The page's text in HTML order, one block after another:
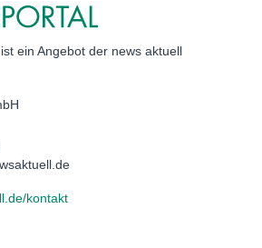
ein Angebot der news aktuell
kontakt